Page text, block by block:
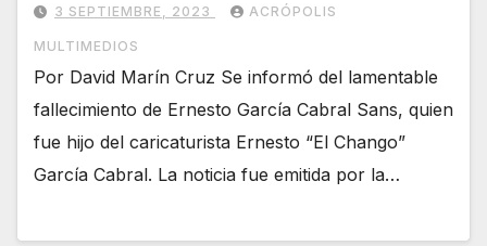
3 SEPTIEMBRE, 2023 ACRÓPOLIS
MULTIMEDIOS
Por David Marín Cruz Se informó del lamentable
fallecimiento de Ernesto García Cabral Sans, quien
fue hijo del caricaturista Ernesto “El Chango”
García Cabral. La noticia fue emitida por la…